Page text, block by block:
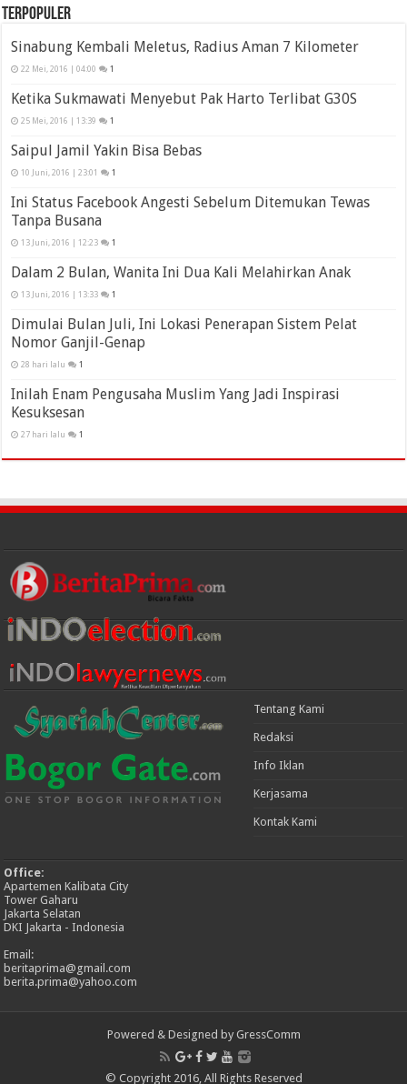
Terpopuler
Sinabung Kembali Meletus, Radius Aman 7 Kilometer
22 Mei, 2016 | 04:00 1
Ketika Sukmawati Menyebut Pak Harto Terlibat G30S
25 Mei, 2016 | 13:39 1
Saipul Jamil Yakin Bisa Bebas
10 Juni, 2016 | 23:01 1
Ini Status Facebook Angesti Sebelum Ditemukan Tewas
Tanpa Busana
13 Juni, 2016 | 12:23 1
Dalam 2 Bulan, Wanita Ini Dua Kali Melahirkan Anak
13 Juni, 2016 | 13:33 1
Dimulai Bulan Juli, Ini Lokasi Penerapan Sistem Pelat
Nomor Ganjil-Genap
28 hari lalu 1
Inilah Enam Pengusaha Muslim Yang Jadi Inspirasi
Kesuksesan
27 hari lalu 1
Tentang Kami
Redaksi
Info Iklan
Kerjasama
Kontak Kami
Office:
Apartemen Kalibata City
Tower Gaharu
Jakarta Selatan
DKI Jakarta - Indonesia
Email:
beritaprima@gmail.com
berita.prima@yahoo.com
Powered & Designed by GressComm
© Copyright 2016, All Rights Reserved